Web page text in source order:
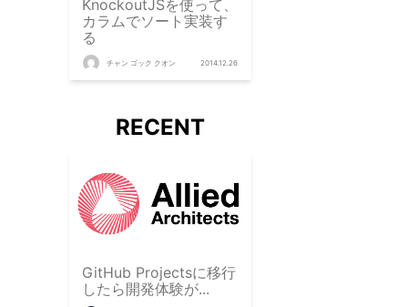
KnockoutJSを使って、
カラムでソート実装す
る
チャン ゴック クオン 2014.12.26
RECENT
GitHub Projectsに移行
したら開発体験が...